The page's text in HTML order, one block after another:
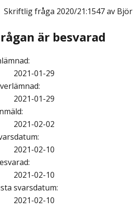
Skriftlig fråga 2020/21:1547 av
är besvarad
:
2021-01-29
:
2021-01-29
:
2021-02-02
:
2021-02-10
:
2021-02-10
svarsdatum:
2021-02-10